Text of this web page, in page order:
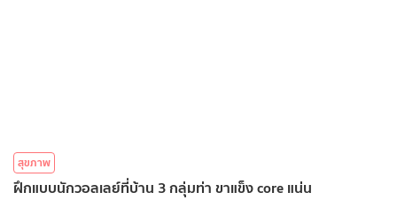
สุขภาพ
ฝึกแบบนักวอลเลย์ที่บ้าน 3 กลุ่มท่า ขาแข็ง core แน่น